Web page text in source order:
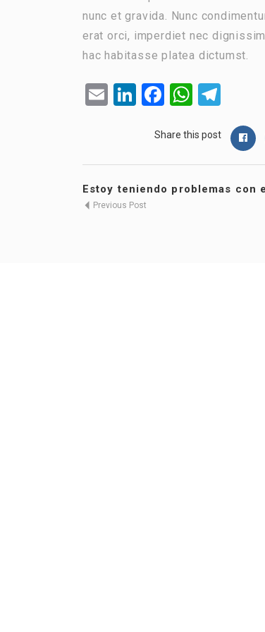
nunc et gravida. Nunc
erat orci, imperdiet nec
hac habitasse platea dictumst.
EmailLinkedIn
Facebook
Share this post
Estoy teniendo problemas con
Previous Post